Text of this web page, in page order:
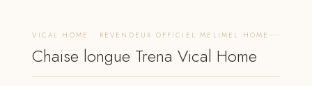
VICAL HOME · REVENDEUR OFFICIEL MELIMEL HOME
Chaise longue Trena Vical Home